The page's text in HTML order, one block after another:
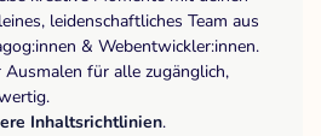
leidenschaftliches Team aus
& Webentwickler:innen.
für alle zugänglich,
Inhaltsrichtlinien.